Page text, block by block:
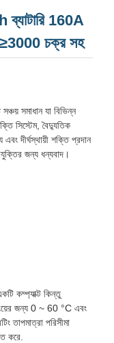
160A
≥3000 চক্র সহ
সমাধান যা বিভিন্ন
সিস্টেম, বৈদ্যুতিক
দীর্ঘস্থায়ী শক্তি প্রদান
জন্য ধন্যবাদ।
কম্প্যাক্ট কিন্তু
জন্য 0 ~ 60 °C এবং
তাপমাত্রা পরিসীমা
করে.